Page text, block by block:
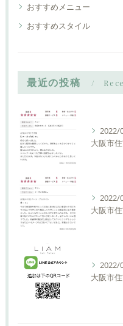
おすすめメニュー
おすすめスタイル
最近の投稿
2022/
2022/
2022/